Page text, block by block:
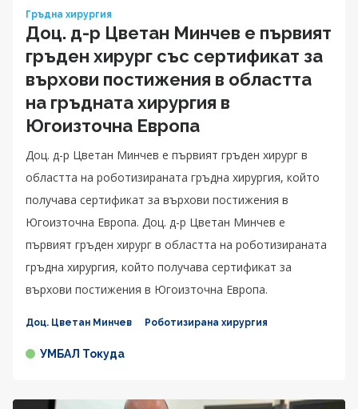
Гръдна хирургия
Доц. д-р Цветан Минчев е първият
гръден хирург със сертификат за
върхови постижения в областта
на гръдната хирургия в
Югоизточна Европа
Доц. д-р Цветан Минчев е първият гръден хирург в
областта на роботизираната гръдна хирургия, който
получава сертификат за върхови постижения в
Югоизточна Европа. Доц. д-р Цветан Минчев е
първият гръден хирург в областта на роботизираната
гръдна хирургия, който получава сертификат за
върхови постижения в Югоизточна Европа.
Доц. Цветан Минчев Роботизирана хирургия
УМБАЛ Токуда